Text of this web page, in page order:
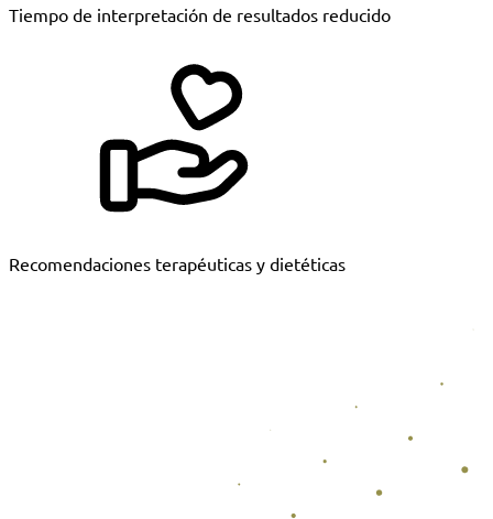
Tiempo de interpretación de resultados reducido
Recomendaciones terapéuticas y dietéticas